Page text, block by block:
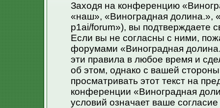
Заходя на конференцию
«наш», «Виноградная долина.»,
p1ai/forum»), вы подтверждаете
Если вы не согласны с ними,
форумами «Виноградная
эти правила в любое время и
об этом, однако с вашей
просматривать этот текст на
конференции «Виноградная
условий означает ваше